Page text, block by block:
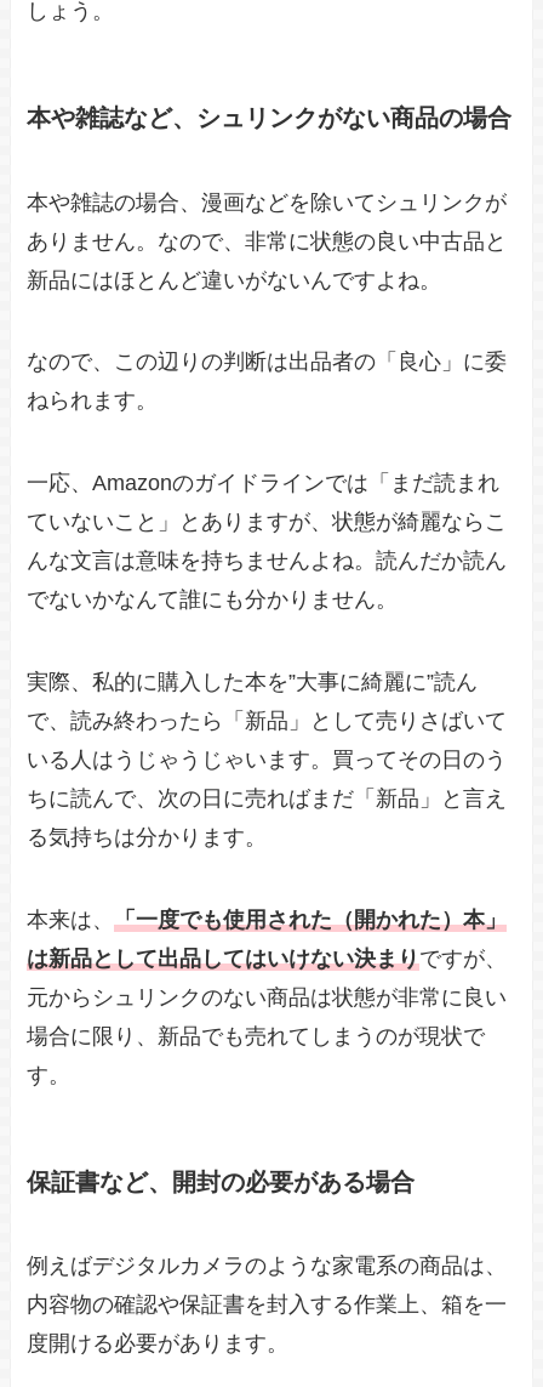
しょう。
本や雑誌など、シュリンクがない商品の場合
本や雑誌の場合、漫画などを除いてシュリンクが
ありません。なので、非常に状態の良い中古品と
新品にはほとんど違いがないんですよね。
なので、この辺りの判断は出品者の「良心」に委
ねられます。
一応、Amazonのガイドラインでは「まだ読まれ
ていないこと」とありますが、状態が綺麗ならこ
んな文言は意味を持ちませんよね。読んだか読ん
でないかなんて誰にも分かりません。
実際、私的に購入した本を”大事に綺麗に”読ん
で、読み終わったら「新品」として売りさばいて
いる人はうじゃうじゃいます。買ってその日のう
ちに読んで、次の日に売ればまだ「新品」と言え
る気持ちは分かります。
本来は、「一度でも使用された（開かれた）本」
は新品として出品してはいけない決まりですが、
元からシュリンクのない商品は状態が非常に良い
場合に限り、新品でも売れてしまうのが現状で
す。
保証書など、開封の必要がある場合
例えばデジタルカメラのような家電系の商品は、
内容物の確認や保証書を封入する作業上、箱を一
度開ける必要があります。